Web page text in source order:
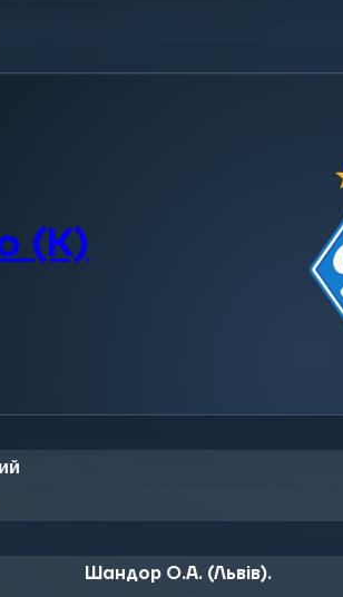
(К)
Шандор О.А. (Львів).